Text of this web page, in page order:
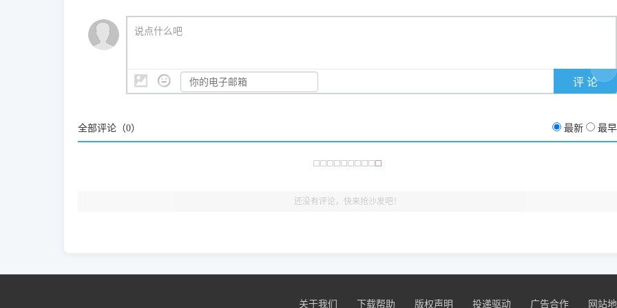
🎯 检验标准：只要驱动顺利装完，设备管理器内没有黄色感叹号，且打印测试能正常出纸，就说明已经完美兼容，无需纠
结显示名称上的细微差别。
说点什么吧
全部评论（0） 最新 最早
还没有评论，快来抢沙发吧！
关于我们 下载帮助 版权声明 投递驱动 广告合作 网站